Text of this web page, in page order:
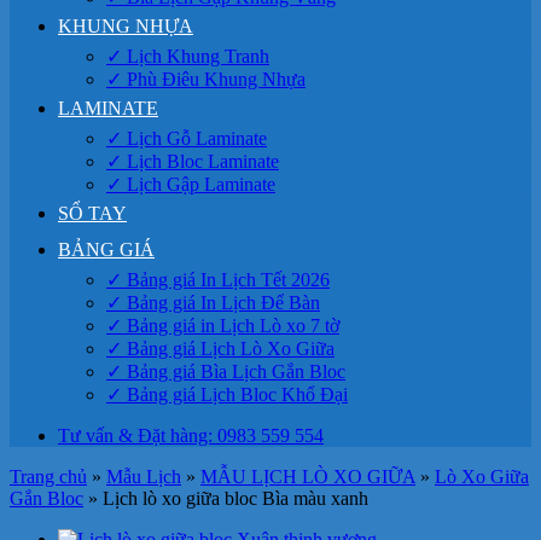
KHUNG NHỰA
✓ Lịch Khung Tranh
✓ Phù Điêu Khung Nhựa
LAMINATE
✓ Lịch Gỗ Laminate
✓ Lịch Bloc Laminate
✓ Lịch Gập Laminate
SỔ TAY
BẢNG GIÁ
✓ Bảng giá In Lịch Tết 2026
✓ Bảng giá In Lịch Để Bàn
✓ Bảng giá in Lịch Lò xo 7 tờ
✓ Bảng giá Lịch Lò Xo Giữa
✓ Bảng giá Bìa Lịch Gắn Bloc
✓ Bảng giá Lịch Bloc Khổ Đại
Tư vấn & Đặt hàng: 0983 559 554
Trang chủ » Mẫu Lịch » MẪU LỊCH LÒ XO GIỮA » Lò Xo Giữa
Gắn Bloc » Lịch lò xo giữa bloc Bìa màu xanh